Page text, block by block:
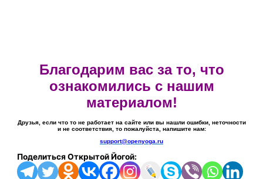
Благодарим вас за то, что
ознакомились с нашим
материалом!
Друзья, если что то не работает на сайте или вы нашли ошибки, неточности
и не соответствия, то пожалуйста, напишите нам:
support@openyoga.ru
Поделиться Открытой Йогой: